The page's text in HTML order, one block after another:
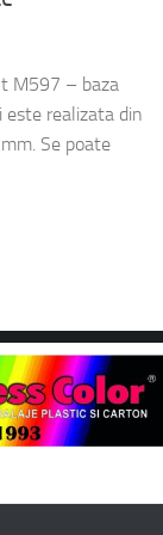
M597 – baza
este realizata din
Se poate